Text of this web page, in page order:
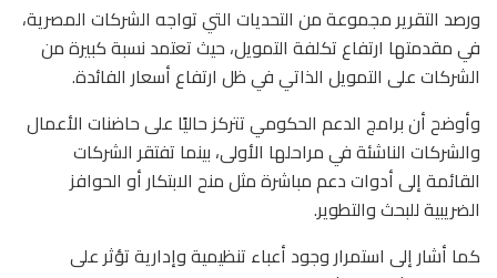
ورصد التقرير مجموعة من التحديات التي تواجه الشركات المصرية،
في مقدمتها ارتفاع تكلفة التمويل، حيث تعتمد نسبة كبيرة من
الشركات على التمويل الذاتي في ظل ارتفاع أسعار الفائدة.
وأوضح أن برامج الدعم الحكومي تتركز حاليًا على حاضنات الأعمال
والشركات الناشئة في مراحلها الأولى، بينما تفتقر الشركات
القائمة إلى أدوات دعم مباشرة مثل منح الابتكار أو الحوافز
الضريبية للبحث والتطوير.
كما أشار إلى استمرار وجود أعباء تنظيمية وإدارية تؤثر على